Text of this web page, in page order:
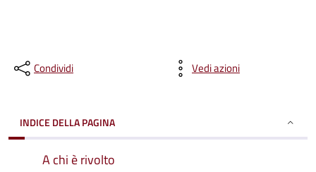
Condividi Vedi azioni
INDICE DELLA PAGINA
A chi è rivolto